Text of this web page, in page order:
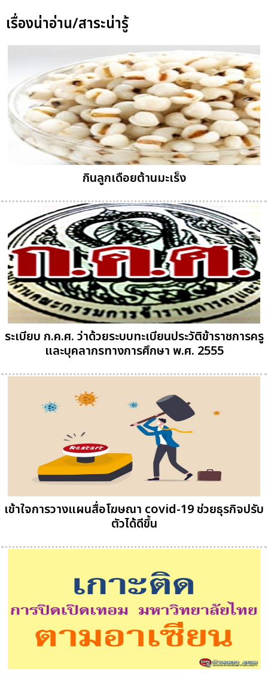
เรื่องน่าอ่าน/สาระน่ารู้
กินลูกเดือยต้านมะเร็ง
ระเบียบ ก.ค.ศ. ว่าด้วยระบบทะเบียนประวัติข้าราชการครู
และบุคลากรทางการศึกษา พ.ศ. 2555
เข้าใจการวางแผนสื่อโฆษณา covid-19 ช่วยธุรกิจปรับ
ตัวได้ดีขึ้น